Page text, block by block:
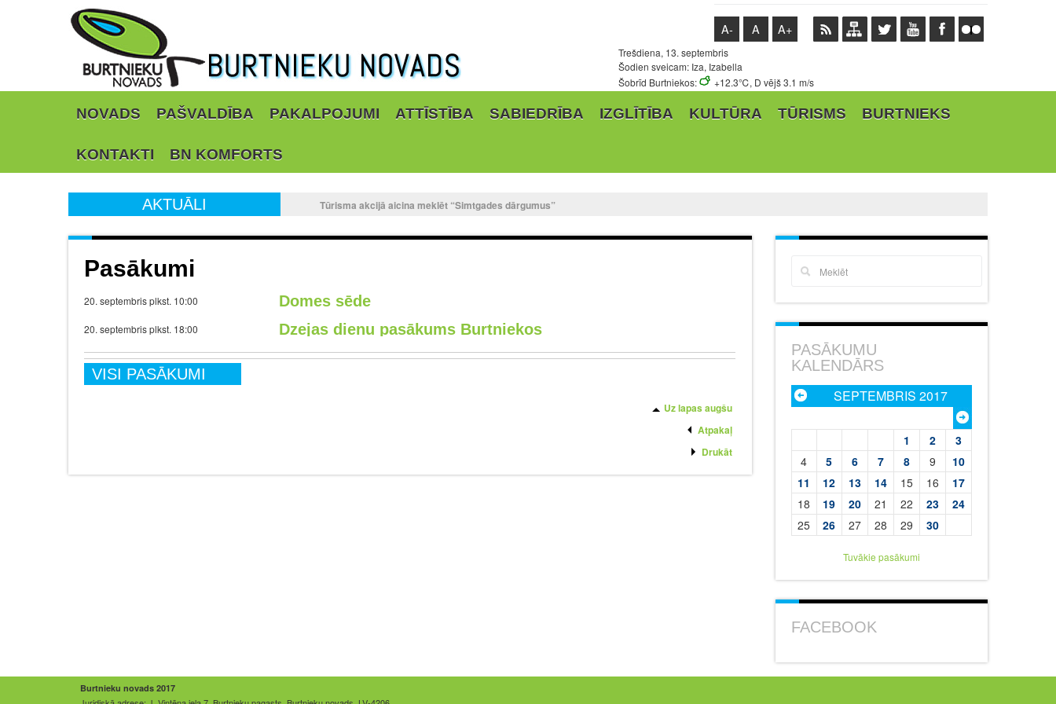
A- A A+
Trešdiena, 13. septembris
Šodien sveicam: Iza, Izabella
Šobrīd Burtniekos:
+12.3℃, D vējš 3.1 m/s
NOVADS PAŠVALDĪBA PAKALPOJUMI ATTĪSTĪBA SABIEDRĪBA IZGLĪTĪBA KULTŪRA TŪRISMS BURTNIEKS
KONTAKTI BN KOMFORTS
AKTUĀLI Tūrisma akcijā aicina meklēt “Simtgades dārgumus”
Pasākumi
20. septembris plkst. 10:00 Domes sēde
20. septembris plkst. 18:00 Dzejas dienu pasākums Burtniekos
VISI PASĀKUMI
Uz lapas augšu
Atpakaļ
Drukāt
PASĀKUMU
KALENDĀRS
SEPTEMBRIS 2017
1 2
3
4
5 6 7 8 9
10
11
12 13 14 15 16
17
18
19 20 21 22 23
24
25
26 27 28 29 30
Tuvākie pasākumi
FACEBOOK
Burtnieku novads 2017